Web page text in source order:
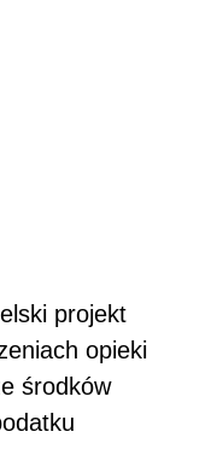
projekt
opieki
środków